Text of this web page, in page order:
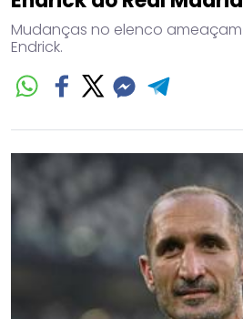
Mudanças no elenco
Endrick.